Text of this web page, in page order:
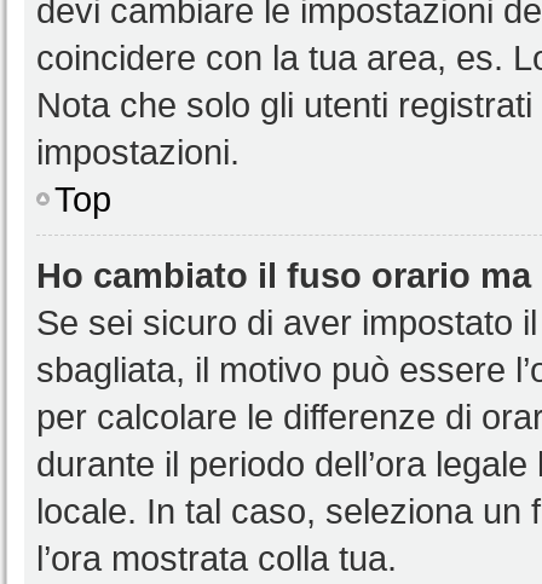
devi cambiare le impostazioni
coincidere con la tua area, es.
Nota che solo gli utenti
impostazioni.
Top
Ho cambiato il fuso orario ma
Se sei sicuro di aver impostato
sbagliata, il motivo può essere
per calcolare le differenze di
durante il periodo dell’ora
locale. In tal caso, seleziona
l’ora mostrata colla tua.